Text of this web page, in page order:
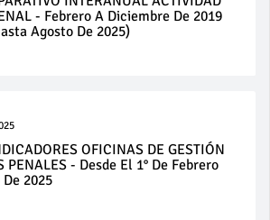
- Febrero A Diciembre De 2019
Agosto De 2025)
OFICINAS DE GESTIÓN
PENALES - Desde El 1° De Febrero
2025